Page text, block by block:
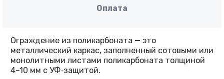
Оплата
Ограждение из поликарбоната — это
металлический каркас, заполненный сотовыми или
монолитными листами поликарбоната толщиной
4–10 мм с УФ‑защитой.